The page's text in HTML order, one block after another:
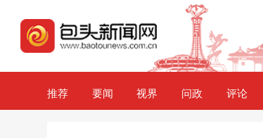
推荐 要闻 视界 问政 评论